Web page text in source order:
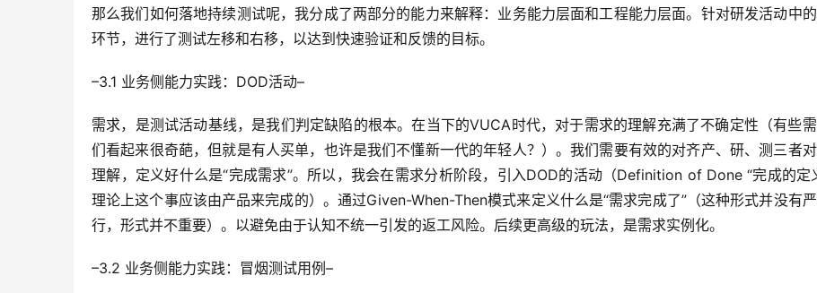
那么我们如何落地持续测试呢，我分成了两部分的能力来解释：业务能力层面和工程能力层面。针对研发活动中
环节，进行了测试左移和右移，以达到快速验证和反馈的目标。
–3.1 业务侧能力实践：DOD活动–
需求，是测试活动基线，是我们判定缺陷的根本。在当下的VUCA时代，对于需求的理解充满了不确定性（有些
们看起来很奇葩，但就是有人买单，也许是我们不懂新一代的年轻人？）。我们需要有效的对齐产、研、测三者
理解，定义好什么是“完成需求”。所以，我会在需求分析阶段，引入DOD的活动（Definition of Done “完成的定
理论上这个事应该由产品来完成的）。通过Given-When-Then模式来定义什么是“需求完成了”（这种形式并没有
行，形式并不重要）。以避免由于认知不统一引发的返工风险。后续更高级的玩法，是需求实例化。
–3.2 业务侧能力实践：冒烟测试用例–